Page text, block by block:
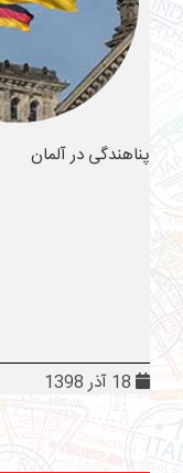
پناهندگی در آلمان